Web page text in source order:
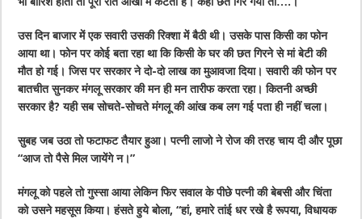
उस दिन बाजार में एक सवारी उसकी रिक्शा में बैठी थी। उसके पास किसी का फोन
आया था। फोन पर कोई बता रहा था कि किसी के घर की छत गिरने से मां बेटी की
मौत हो गई। जिस पर सरकार ने दो-दो लाख का मुआवजा दिया। सवारी की फोन पर
बातचीत सुनकर मंगलू सरकार की मन ही मन तारीफ करता रहा। कितनी अच्छी
सरकार है? यही सब सोचते-सोचते मंगलू की आंख कब लग गई पता ही नहीं चला।
सुबह जब उठा तो फटाफट तैयार हुआ। पत्नी लाजो ने रोज की तरह चाय दी और पूछा
“आज तो पैसे मिल जायेंगे न।”
मंगलू को पहले तो गुस्सा आया लेकिन फिर सवाल के पीछे पत्नी की बेबसी और चिंता
को उसने महसूस किया। हंसते हुये बोला, “हां, हमारे तांई धर रखे है रूपया, विधायक